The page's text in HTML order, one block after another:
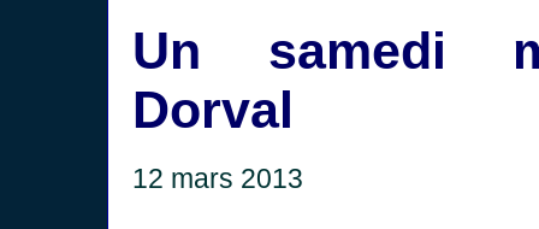
Un samedi
Dorval
12 mars 2013